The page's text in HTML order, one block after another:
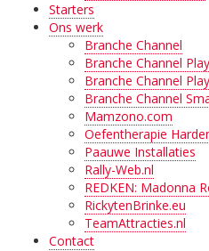
Starters
Ons werk
Branche Channel
Branche Channel
Branche Channel
Branche Channel
Mamzono.com
Oefentherapie
Paauwe Installaties
Rally-Web.nl
REDKEN: Madonna
RickytenBrinke.eu
TeamAttracties.nl
Contact